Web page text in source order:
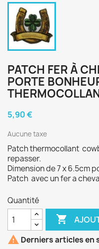
PATCH FER À
PORTE
5,90 €
Aucune taxe
Patch thermocollant
repasser.
Dimension de 7 x 6.5cm
Patch avec un fer a
Quantité

 Derniers articles en